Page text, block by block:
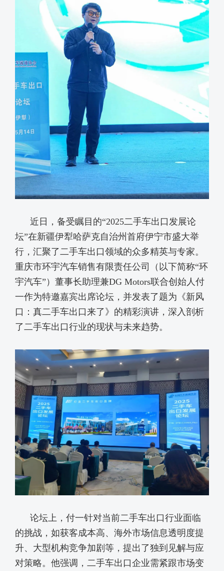
近日，备受瞩目的“2025二手车出口发展论
坛”在新疆伊犁哈萨克自治州首府伊宁市盛大举
行，汇聚了二手车出口领域的众多精英与专家。
重庆市环宇汽车销售有限责任公司（以下简称“环
宇汽车”）董事长助理兼DG Motors联合创始人付
一作为特邀嘉宾出席论坛，并发表了题为《新风
口：真二手车出口来了》的精彩演讲，深入剖析
了二手车出口行业的现状与未来趋势。
论坛上，付一针对当前二手车出口行业面临
的挑战，如获客成本高、海外市场信息透明度提
升、大型机构竞争加剧等，提出了独到见解与应
对策略。他强调，二手车出口企业需紧跟市场变